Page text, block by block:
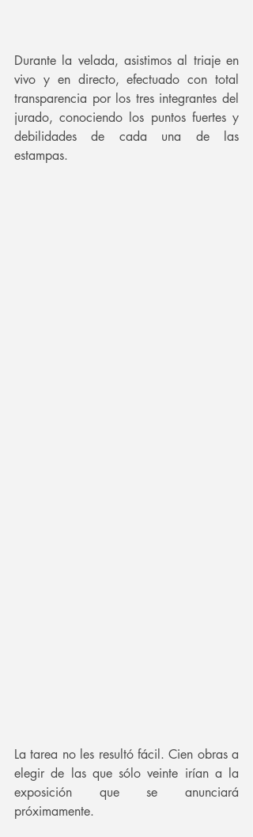
Durante la velada, asistimos al triaje en
vivo y en directo, efectuado con total
transparencia por los tres integrantes del
jurado, conociendo los puntos fuertes y
debilidades de cada una de las
estampas.
La tarea no les resultó fácil. Cien obras a
elegir de las que sólo veinte irían a la
exposición que se anunciará
próximamente.